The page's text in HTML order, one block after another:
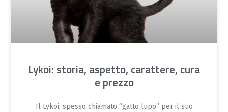
Lykoi: storia, aspetto, carattere, cura
e prezzo
Il Lykoi, spesso chiamato “gatto lupo” per il suo